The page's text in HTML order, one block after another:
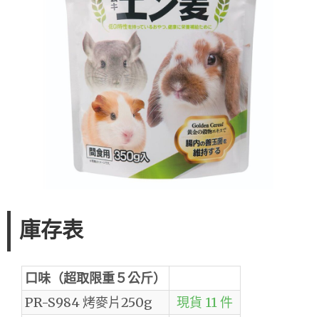
庫存表
口味（超取限重５公斤）
PR-S984 烤麥片250g
現貨 11 件